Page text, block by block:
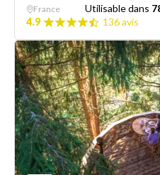
France Utilisable dans
4.9
136 avis